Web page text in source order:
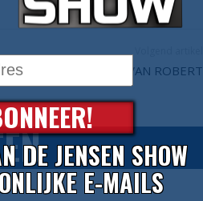
VIDEO VAN ROBERT
DE JENSEN SHOW
E-MAILS